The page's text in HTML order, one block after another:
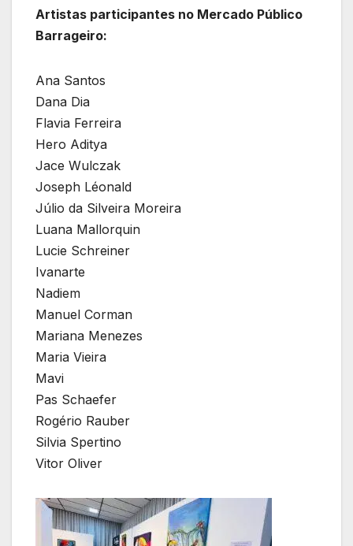
Artistas participantes no Mercado Público
Barrageiro:
Ana Santos
Dana Dia
Flavia Ferreira
Hero Aditya
Jace Wulczak
Joseph Léonald
Júlio da Silveira Moreira
Luana Mallorquin
Lucie Schreiner
Ivanarte
Nadiem
Manuel Corman
Mariana Menezes
Maria Vieira
Mavi
Pas Schaefer
Rogério Rauber
Silvia Spertino
Vitor Oliver